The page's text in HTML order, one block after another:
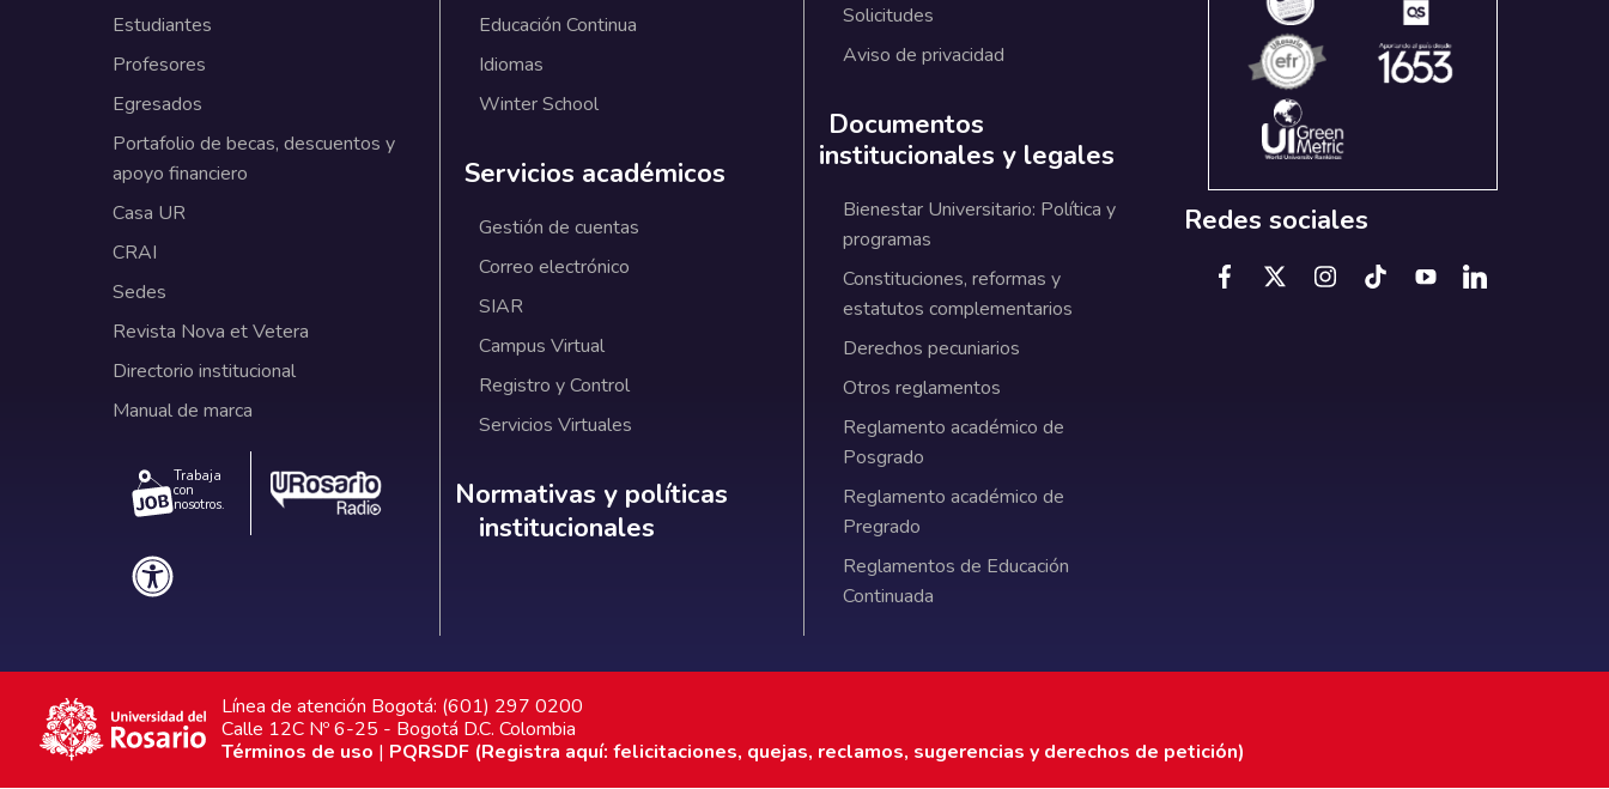
Estudiantes
Profesores
Egresados
Portafolio de becas, descuentos y
apoyo financiero
Casa UR
CRAI
Sedes
Revista Nova et Vetera
Directorio institucional
Manual de marca
Trabaja
con
nosotros.
Educación Continua
Idiomas
Winter School
Servicios académicos
Gestión de cuentas
Correo electrónico
SIAR
Campus Virtual
Registro y Control
Servicios Virtuales
Normativas y políticas institucionales
Normativas y políticas
institucionales
Solicitudes
Aviso de privacidad
Documentos
institucionales y legales
Bienestar Universitario: Política y
programas
Constituciones, reformas y
estatutos complementarios
Derechos pecuniarios
Otros reglamentos
Reglamento académico de
Posgrado
Reglamento académico de
Pregrado
Reglamentos de Educación
Continuada
Redes sociales
Línea de atención Bogotá: (601) 297 0200
Calle 12C Nº 6-25 - Bogotá D.C. Colombia
Términos de uso | PQRSDF (Registra aquí: felicitaciones, quejas, reclamos, sugerencias y derechos de petición)